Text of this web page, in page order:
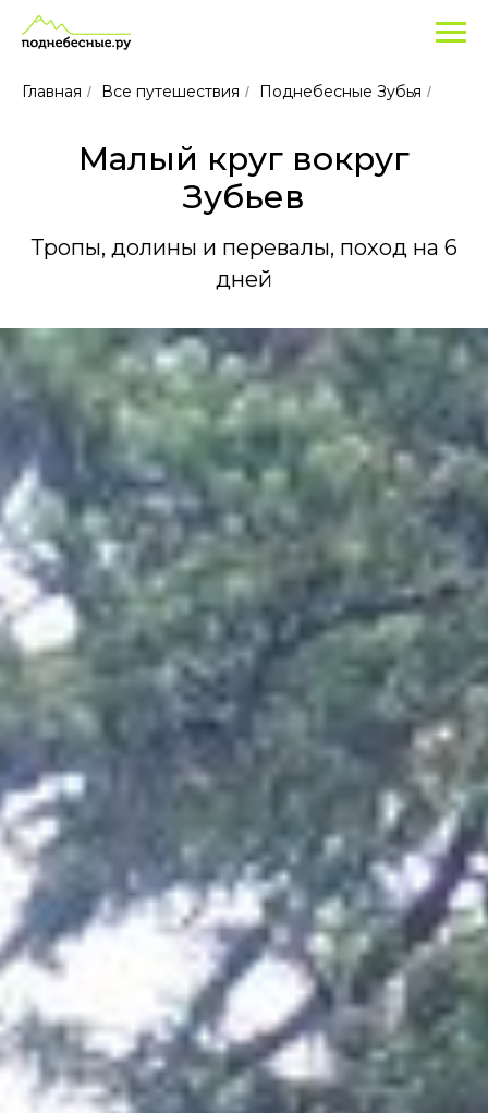
Главная / Все путешествия / Поднебесные Зубья /
Малый круг вокруг
Зубьев
Тропы, долины и перевалы, поход на 6
дней